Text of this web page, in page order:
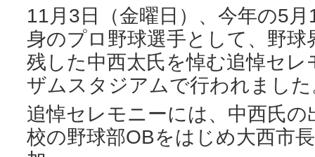
11月3日（金曜日）、今年の5
身のプロ野球選手として、野
残した中西太氏を悼む追悼セ
ザムスタジアムで行われまし
追悼セレモニーには、中西氏
校の野球部OBをはじめ大西市